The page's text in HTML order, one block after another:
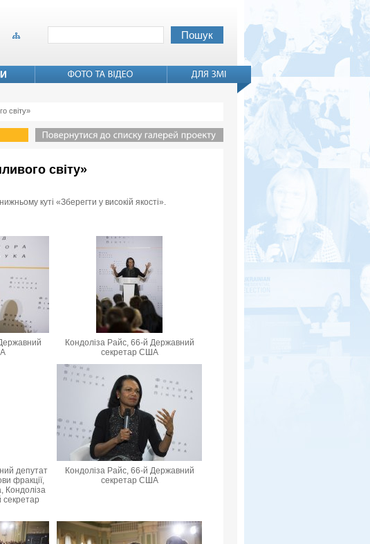
світу»
світу»
куті «Зберегти у високій якості».
Кондоліза Райс, 66-й Державний
секретар США
депутат
фракції,
Кондоліза
Кондоліза Райс, 66-й Державний
секретар США